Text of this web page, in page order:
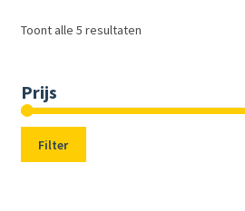
Toont alle 5 resultaten
Prijs
Filter